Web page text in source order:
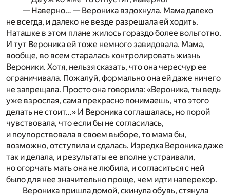
— Наверно… — Вероника вздохнула. Мама далеко
не всегда, и далеко не везде разрешала ей ходить.
Наташке в этом плане жилось гораздо более вольготно.
И тут Вероника ей тоже немного завидовала. Мама,
вообще, во всем старалась контролировать жизнь
Вероники. Хотя, нельзя сказать, что она чересчур ее
ограничивала. Пожалуй, формально она ей даже ничего
не запрещала. Просто она говорила: «Вероника, ты ведь
уже взрослая, сама прекрасно понимаешь, что этого
делать не стоит…» И Вероника соглашалась, но порой
чувствовала, что если бы не согласилась,
и поупорствовала в своем выборе, то мама бы,
возможно, отступила и сдалась. Изредка Вероника даже
так и делала, и результаты ее вполне устраивали,
но огорчать мать она не любила, и согласиться с ней
было для нее значительно проще, чем идти наперекор.
Вероника пришла домой, скинула обувь, стянула